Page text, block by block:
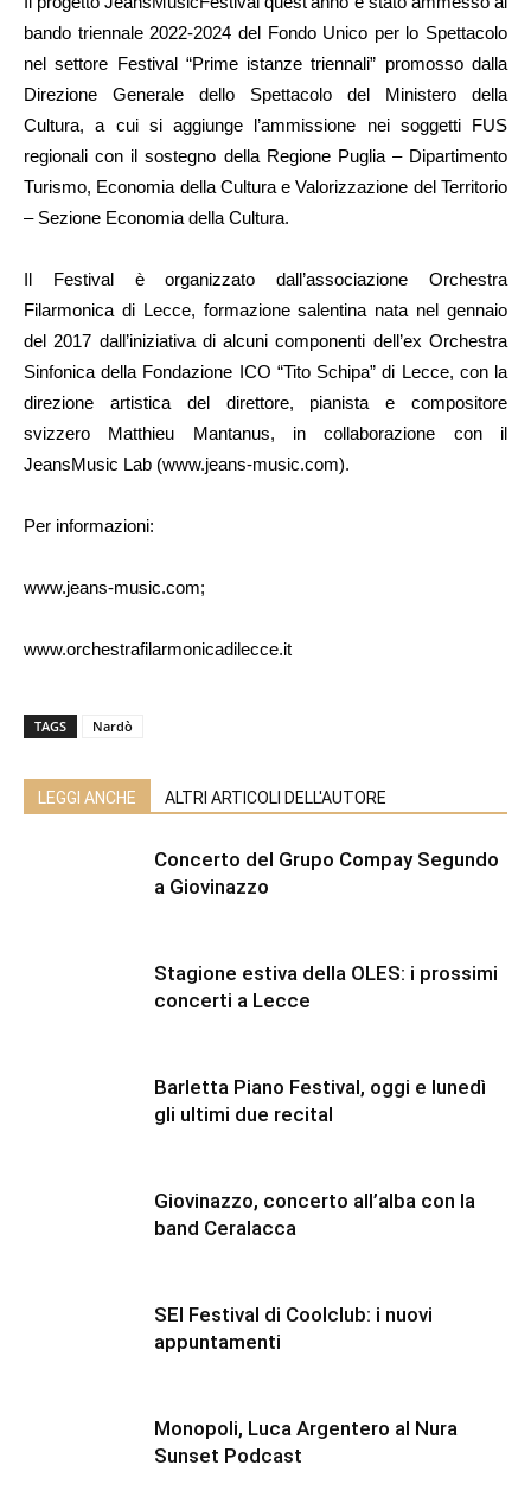
bando triennale 2022-2024 del Fondo Unico per lo Spettacolo
nel settore Festival “Prime istanze triennali” promosso dalla
Direzione Generale dello Spettacolo del Ministero della
Cultura, a cui si aggiunge l’ammissione nei soggetti FUS
regionali con il sostegno della Regione Puglia – Dipartimento
Turismo, Economia della Cultura e Valorizzazione del Territorio
– Sezione Economia della Cultura.
Il Festival è organizzato dall’associazione Orchestra
Filarmonica di Lecce, formazione salentina nata nel gennaio
del 2017 dall’iniziativa di alcuni componenti dell’ex Orchestra
Sinfonica della Fondazione ICO “Tito Schipa” di Lecce, con la
direzione artistica del direttore, pianista e compositore
svizzero Matthieu Mantanus, in collaborazione con il
JeansMusic Lab (www.jeans-music.com).
Per informazioni:
www.jeans-music.com;
www.orchestrafilarmonicadilecce.it
TAGS Nardò
LEGGI ANCHE ALTRI ARTICOLI DELL'AUTORE
Concerto del Grupo Compay Segundo
a Giovinazzo
Stagione estiva della OLES: i prossimi
concerti a Lecce
Barletta Piano Festival, oggi e lunedì
gli ultimi due recital
Giovinazzo, concerto all’alba con la
band Ceralacca
SEI Festival di Coolclub: i nuovi
appuntamenti
Monopoli, Luca Argentero al Nura
Sunset Podcast